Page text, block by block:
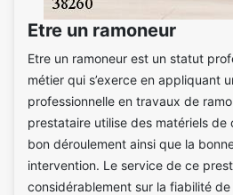
Etre un ramoneur
Etre un ramoneur est un statut
métier qui s’exerce en appliquant
professionnelle en travaux de
prestataire utilise des matériels
bon déroulement ainsi que la
intervention. Le service de ce
considérablement sur la fiabilité de